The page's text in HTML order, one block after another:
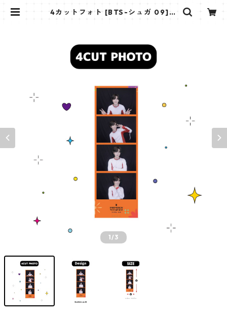
4カットフォト [BTS-シュガ 09]
1/3